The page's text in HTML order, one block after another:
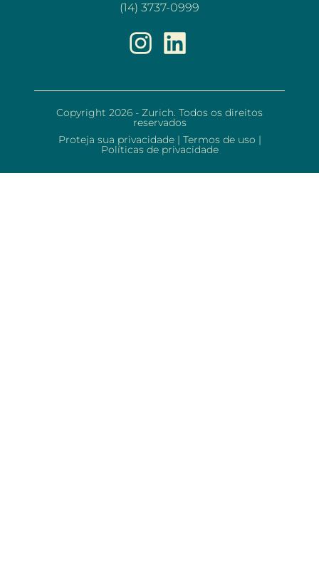
(14) 3737-0999
Copyright 2026 - Zurich. Todos os direitos
reservados
Proteja sua privacidade | Termos de uso |
Políticas de privacidade